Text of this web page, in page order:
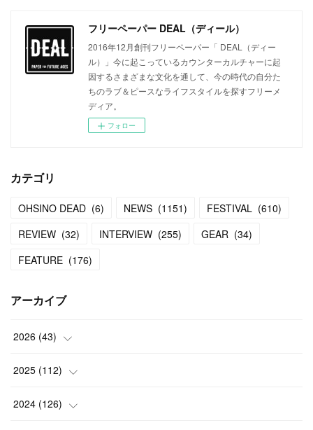
フリーペーパー DEAL（ディール）
2016年12月創刊フリーペーパー「 DEAL（ディー
ル）」今に起こっているカウンターカルチャーに起
因するさまざまな文化を通して、今の時代の自分た
ちのラブ＆ピースなライフスタイルを探すフリーメ
ディア。
フォロー
カテゴリ
OHSINO DEAD (6) NEWS (1151) FESTIVAL (610)
REVIEW (32) INTERVIEW (255) GEAR (34)
FEATURE (176)
アーカイブ
2026 (43)
( 2)
(3)
2025 (112)
(7)
2024 (126)